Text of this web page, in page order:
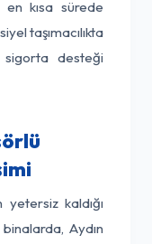
en kısa sürede
taşımacılıkta
desteği
kaldığı
Aydın